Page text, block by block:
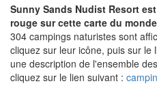
Sunny Sands Nudist Resort
rouge sur cette carte du
304 campings naturistes sont
cliquez sur leur icône, puis sur le
une description de l'ensemble
cliquez sur le lien suivant :